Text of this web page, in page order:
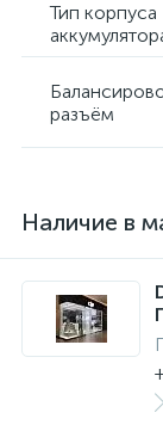
Тип корпуса
разъём
Наличие в